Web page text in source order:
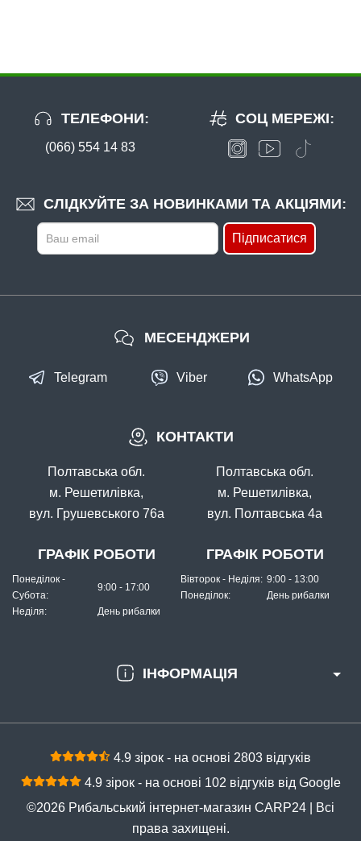
В наявності
Грузило короповий маркерний Булава 50г
34 грн
Грузило короповий маркерний Булава 90г
КУПИТИ
ТЕЛЕФОНИ:
(066) 554 14 83
СЛІДКУЙТЕ ЗА НОВИНКАМИ ТА АКЦІЯМИ:
Підписатися
СОЦ МЕРЕЖІ:
ІНФОРМАЦІЯ
КОНТАКТИ
Полтавська обл.
м. Решетилівка,
вул. Грушевського 76а
ГРАФІК РОБОТИ
Понеділок -
Субота:
9:00 - 17:00
Неділя: День рибалки
Полтавська обл.
м. Решетилівка,
вул. Полтавська 4а
ГРАФІК РОБОТИ
Вівторок - Неділя: 9:00 - 13:00
Понеділок:
День рибалки
МЕСЕНДЖЕРИ
Telegram Viber WhatsApp
4.9 зірок - на основі 2803 відгуків
4.9 зірок - на основі 102 відгуків від Google
©2026 Рибальський інтернет-магазин CARP24 | Всі
права захищені.